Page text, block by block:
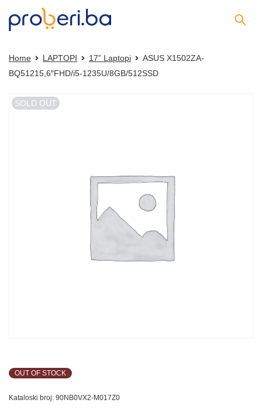
Home LAPTOPI 17” Laptopi
ASUS X1502ZA-
BQ51215,6″FHD/i5-1235U/8GB/512SSD
SOLD OUT
OUT OF STOCK
Kataloski broj: 90NB0VX2-M017Z0